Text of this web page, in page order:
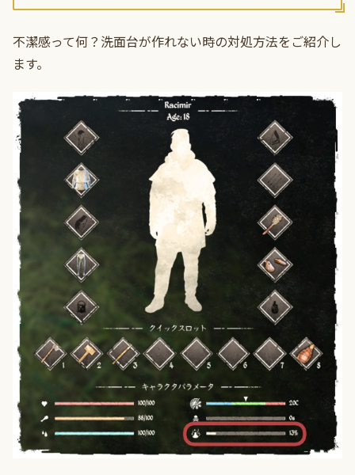
不潔感って何？洗面台が作れない時の対処方法をご紹介し
ます。